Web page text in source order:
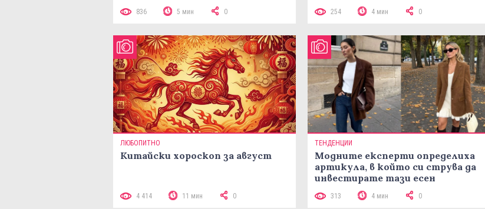
836 5 мин 0 254 4 мин 0
ЛЮБОПИТНО
Китайски хороскоп за август
4 414 11 мин 0
ТЕНДЕНЦИИ
Модните експерти определиха
артикула, в който си струва да
инвестирате тази есен
313 4 мин 0